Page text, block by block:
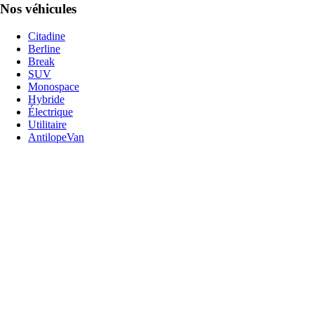
Nos véhicules
Citadine
Berline
Break
SUV
Monospace
Hybride
Électrique
Utilitaire
AntilopeVan